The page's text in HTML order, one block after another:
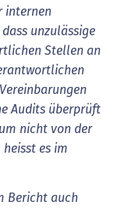
internen
unzulässige
Stellen an
Audits überprüft
nicht von der
es im
Bericht auch